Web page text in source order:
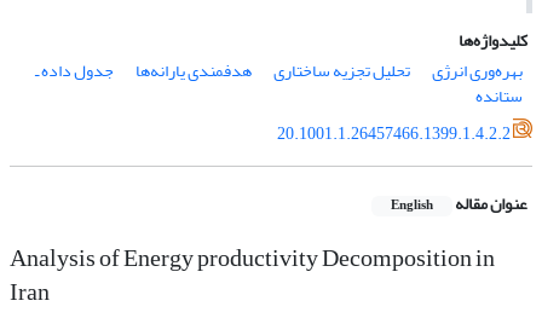
کلیدواژه‌ها
بهره‌وری انرژی
تحلیل تجزیه ساختاری هدفمندی یارانه‌ها جدول داده ـ
ستانده
20.1001.1.26457466.1399.1.4.2.2
عنوان مقاله English
Analysis of Energy productivity Decomposition in
Iran